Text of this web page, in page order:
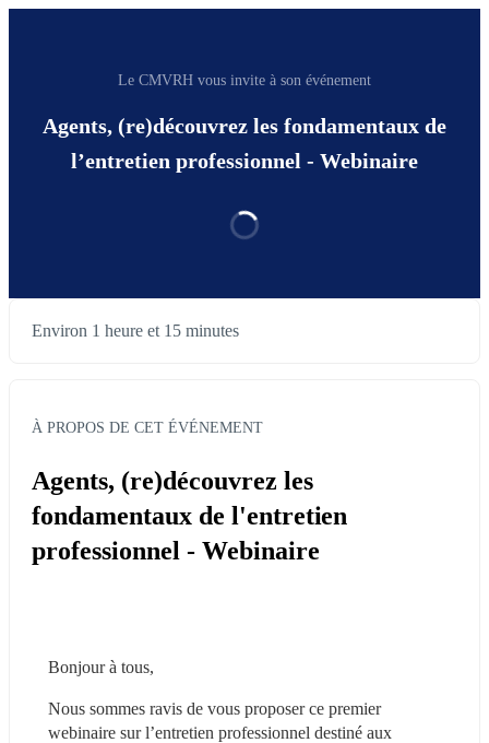
Le CMVRH vous invite à son événement
Agents, (re)découvrez les fondamentaux de
l’entretien professionnel - Webinaire
Environ 1 heure et 15 minutes
À PROPOS DE CET ÉVÉNEMENT
Agents, (re)découvrez les
fondamentaux de l'entretien
professionnel - Webinaire
Bonjour à tous,
Nous sommes ravis de vous proposer ce premier
webinaire sur l’entretien professionnel destiné aux